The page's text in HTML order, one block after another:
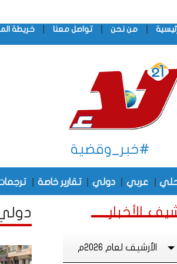
من نحن تواصل معنا خريطة
#خبر_وقضية
عربي دولي تقارير خاصة
دولي الأخبار
الأرشيف لعام 2026م